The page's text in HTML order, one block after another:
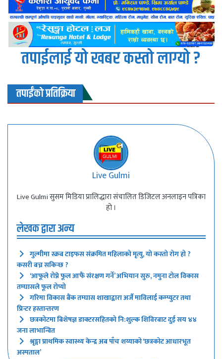
तपाईलाई यो खबर कस्तो लाग्यो ?
तपाईंको प्रतिक्रिया
Live Gulmi
Live Gulmi सुसम मिडिया प्रालिद्धारा संचालित डिजिटल अनलाइन पत्रिका
हो ।
लेखक द्वारा अन्य
गुल्मीमा स्क्रब टाइफस संक्रमित महिलाको मृत्यु, यो कस्तो रोग हो ?
कसरी बच्न सकिन्छ ?
‘आफूले रोप्ने फूल आफैं संरक्षण गर्ने’ अभियान सुरु, नमुना टोल विकास
तम्घासले फूल रोप्यो
गरिमा विकास बैंक तम्घास शाखाद्वारा अर्जै माविलाई कम्प्युटर तथा
प्रिन्टर हस्तान्तरण
छत्रकोटमा बिशेषज्ञ डाक्टरसहितको नि:शुल्क शिविरबाट दुई सय ४४
जना लाभान्वित
श्रृङ्गा प्राथमिक स्वास्थ्य केन्द्र अब पाँच शय्याको ‘छत्रकोट आधारभूत
अस्पताल’